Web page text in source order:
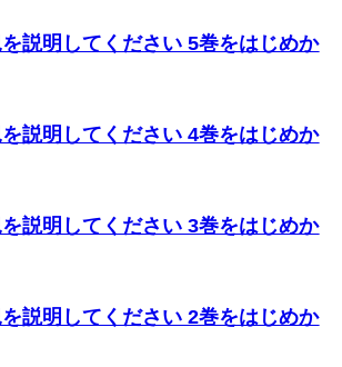
説明してください 5巻をはじめか
説明してください 4巻をはじめか
説明してください 3巻をはじめか
説明してください 2巻をはじめか